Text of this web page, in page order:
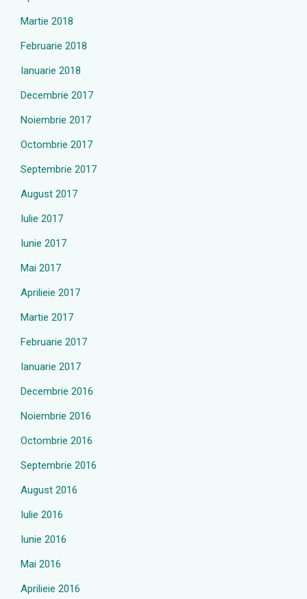
Martie 2018
Februarie 2018
Ianuarie 2018
Decembrie 2017
Noiembrie 2017
Octombrie 2017
Septembrie 2017
August 2017
Iulie 2017
Iunie 2017
Mai 2017
Aprilieie 2017
Martie 2017
Februarie 2017
Ianuarie 2017
Decembrie 2016
Noiembrie 2016
Octombrie 2016
Septembrie 2016
August 2016
Iulie 2016
Iunie 2016
Mai 2016
Aprilieie 2016